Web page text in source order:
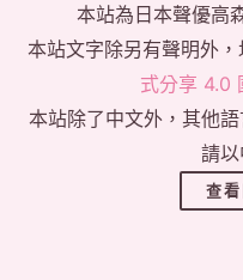
本站為日本聲優高
本站文字除另有聲明外，
式分享 4.0
本站除了中文外，其他
請以
查